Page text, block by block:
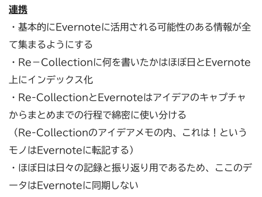
連携
・基本的にEvernoteに活用される可能性のある情報が全
て集まるようにする
・Re－Collectionに何を書いたかはほぼ日とEvernote
上にインデックス化
・Re-CollectionとEvernoteはアイデアのキャプチャ
からまとめまでの行程で綿密に使い分ける
（Re-Collectionのアイデアメモの内、これは！という
モノはEvernoteに転記する）
・ほぼ日は日々の記録と振り返り用であるため、ここのデ
ータはEvernoteに同期しない